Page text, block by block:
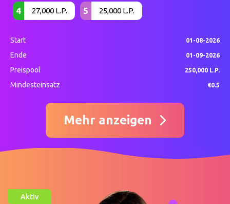
4 27,000 L.P. 5 25,000 L.P.
Start 01-08-2026
Ende 01-09-2026
Preispool 250,000 L.P.
Mindesteinsatz €0.5
Mehr anzeigen
Aktiv